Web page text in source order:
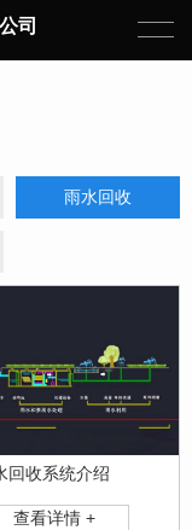
司
雨水回收
回收系统介绍
查看详情 +